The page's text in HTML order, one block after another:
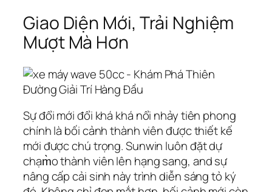
Giao Diện Mới, Trải Nghiệm
Mượt Mà Hơn
Sự đổi mới đổi khá khá nổi nhảy tiên phong
chính là bối cảnh thành viên được thiết kế
mới được chú trọng. Sunwin luôn đặt dự
chạm̀o thành viên lên hạng sang, and sự
nâng cấp cải sinh này trình diễn sáng tỏ ký